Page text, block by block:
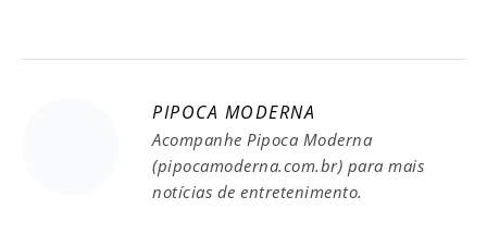
PIPOCA MODERNA
Acompanhe Pipoca Moderna
(pipocamoderna.com.br) para mais
notícias de entretenimento.